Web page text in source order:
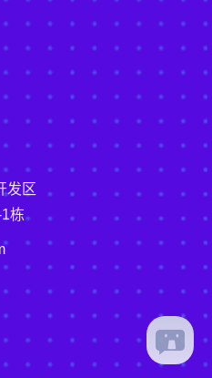
发区
栋